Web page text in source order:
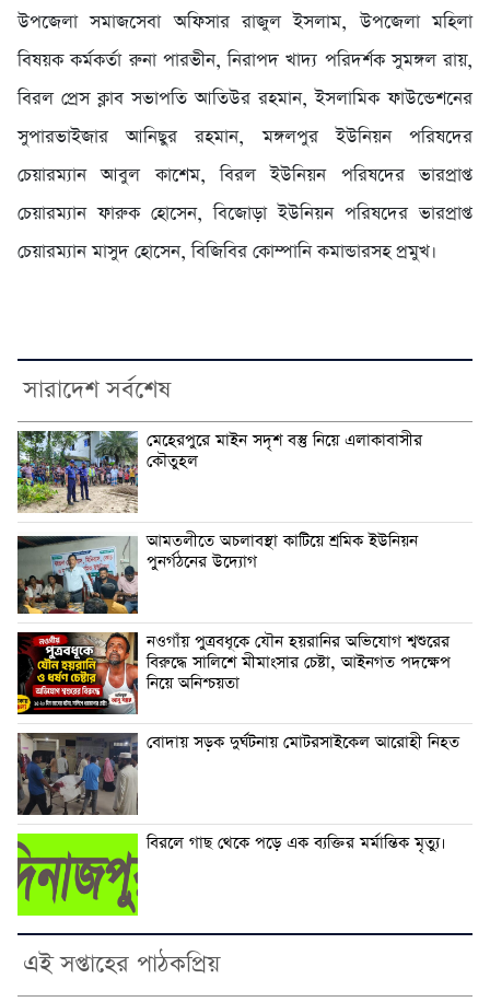
উপজেলা সমাজসেবা অফিসার রাজুল ইসলাম, উপজেলা মহিলা
বিষয়ক কর্মকর্তা রুনা পারভীন, নিরাপদ খাদ্য পরিদর্শক সুমঙ্গল রায়,
বিরল প্রেস ক্লাব সভাপতি আতিউর রহমান, ইসলামিক ফাউন্ডেশনের
সুপারভাইজার আনিছুর রহমান, মঙ্গলপুর ইউনিয়ন পরিষদের
চেয়ারম্যান আবুল কাশেম, বিরল ইউনিয়ন পরিষদের ভারপ্রাপ্ত
চেয়ারম্যান ফারুক হোসেন, বিজোড়া ইউনিয়ন পরিষদের ভারপ্রাপ্ত
চেয়ারম্যান মাসুদ হোসেন, বিজিবির কোম্পানি কমান্ডারসহ প্রমুখ।
সারাদেশ সর্বশেষ
মেহেরপুরে মাইন সদৃশ বস্তু নিয়ে এলাকাবাসীর
কৌতুহল
আমতলীতে অচলাবস্থা কাটিয়ে শ্রমিক ইউনিয়ন
পুনর্গঠনের উদ্যোগ
নওগাঁয় পুত্রবধূকে যৌন হয়রানির অভিযোগ শ্বশুরের
বিরুদ্ধে সালিশে মীমাংসার চেষ্টা, আইনগত পদক্ষেপ
নিয়ে অনিশ্চয়তা
বোদায় সড়ক দুর্ঘটনায় মোটরসাইকেল আরোহী নিহত
বিরলে গাছ থেকে পড়ে এক ব্যক্তির মর্মান্তিক মৃত্যু।
এই সপ্তাহের পাঠকপ্রিয়